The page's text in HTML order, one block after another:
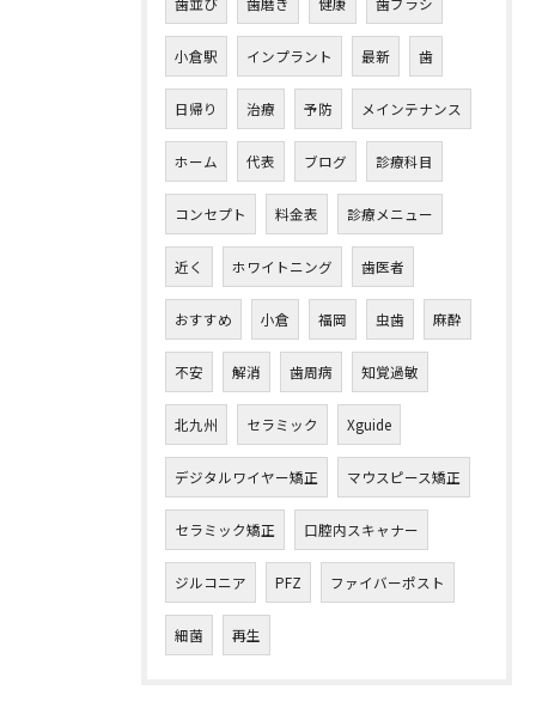
小倉駅 インプラント 最新 歯
日帰り 治療 予防 メインテナンス
ホーム 代表 ブログ 診療科目
コンセプト 料金表 診療メニュー
近く ホワイトニング 歯医者
おすすめ 小倉 福岡 虫歯 麻酔
不安 解消 歯周病 知覚過敏
北九州 セラミック Xguide
デジタルワイヤー矯正 マウスピース矯正
セラミック矯正 口腔内スキャナー
ジルコニア PFZ ファイバーポスト
細菌 再生